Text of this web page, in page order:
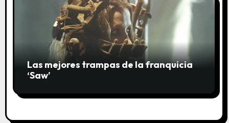
Las mejores trampas de la franquicia
‘Saw’